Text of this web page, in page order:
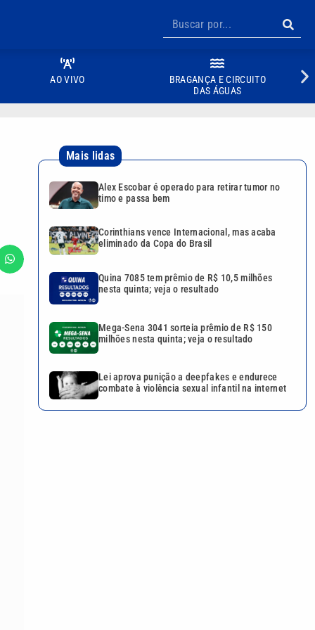
AO VIVO
BRAGANÇA E CIRCUITO
DAS ÁGUAS
Mais lidas
Alex Escobar é operado para retirar tumor no
timo e passa bem
Corinthians vence Internacional, mas acaba
eliminado da Copa do Brasil
Quina 7085 tem prêmio de R$ 10,5 milhões
nesta quinta; veja o resultado
Mega-Sena 3041 sorteia prêmio de R$ 150
milhões nesta quinta; veja o resultado
Lei aprova punição a deepfakes e endurece
combate à violência sexual infantil na internet